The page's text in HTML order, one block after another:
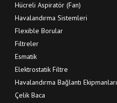
Hücreli Aspiratör (Fan)
Havalandırma Sistemleri
Flexible Borular
Filtreler
Esmatik
Elektrostatik Filtre
Havalandırma Bağlantı Ekipmanları
Çelik Baca